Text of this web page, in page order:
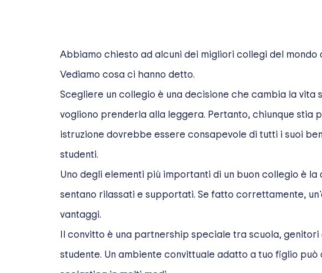
Abbiamo chiesto ad alcuni dei migliori collegi del
Vediamo cosa ci hanno detto.
Scegliere un collegio è una decisione che cambia la vita
vogliono prenderla alla leggera. Pertanto, chiunque stia
istruzione dovrebbe essere consapevole di tutti i suoi
studenti.
Uno degli elementi più importanti di un buon collegio è
sentano rilassati e supportati. Se fatto correttamente,
vantaggi.
Il convitto è una partnership speciale tra scuola,
studente. Un ambiente convittuale adatto a tuo figlio